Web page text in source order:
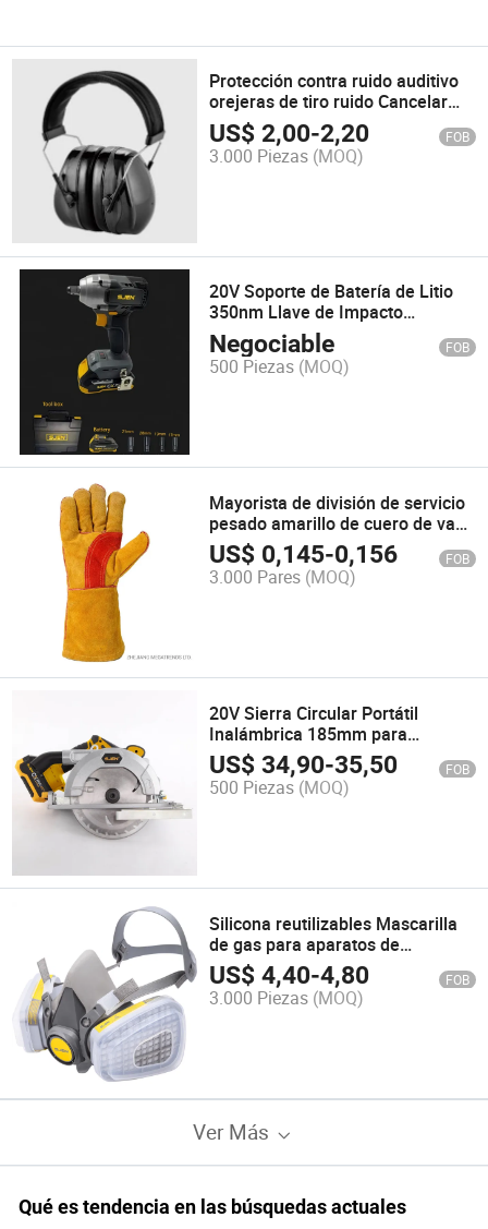
Protección contra ruido auditivo
orejeras de tiro ruido Cancelar
tapa de la cabeza oído Orejeras
Protección auditiva supresión de
sonido orejeras
US$2,00-2,20 FOB
3.000 Piezas (MOQ)
20V Soporte de Batería de Litio
350nm Llave de Impacto
Inalámbrica - Sin Escobillas
Negociable FOB
500 Piezas (MOQ)
Mayorista de división de servicio
pesado amarillo de cuero de vaca
guantes resistentes al calor de la
soldadura Wg0002año
US$ 0,145-0,156 FOB
3.000 Pares (MOQ)
20V Sierra Circular Portátil
Inalámbrica 185mm para
Trabajos en Madera con Motor
Sin Escobillas
US$34,90-35,50 FOB
500 Piezas (MOQ)
Silicona reutilizables Mascarilla
de gas para aparatos de
respiración máscara completa, la
máscara de gas
US$4,40-4,80 FOB
3.000 Piezas (MOQ)
Ver Más
Qué es tendencia en las búsquedas actuales